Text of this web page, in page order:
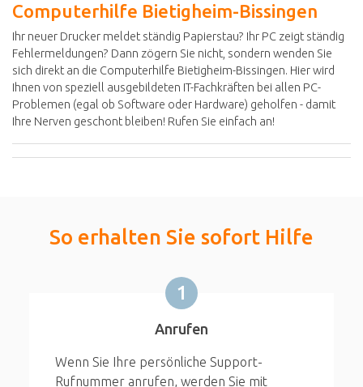
Computerhilfe Bietigheim-Bissingen
Ihr neuer Drucker meldet ständig Papierstau? Ihr PC zeigt ständig
Fehlermeldungen? Dann zögern Sie nicht, sondern wenden Sie
sich direkt an die Computerhilfe Bietigheim-Bissingen. Hier wird
Ihnen von speziell ausgebildeten IT-Fachkräften bei allen PC-
Problemen (egal ob Software oder Hardware) geholfen - damit
Ihre Nerven geschont bleiben! Rufen Sie einfach an!
So erhalten Sie sofort Hilfe
1
Anrufen
Wenn Sie Ihre persönliche Support-
Rufnummer anrufen, werden Sie mit